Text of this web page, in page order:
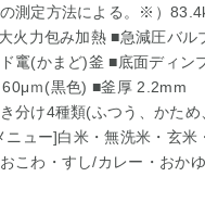
測定方法による。※）
火力包み加熱 ■急減圧バ
竃(かまど)釜 ■底面ディ
ｍ(黒色) ■釜厚 2.2mm
分け4種類(ふつう、かた
ニュー]白米・無洗米・玄
こわ・すし/カレー・おか